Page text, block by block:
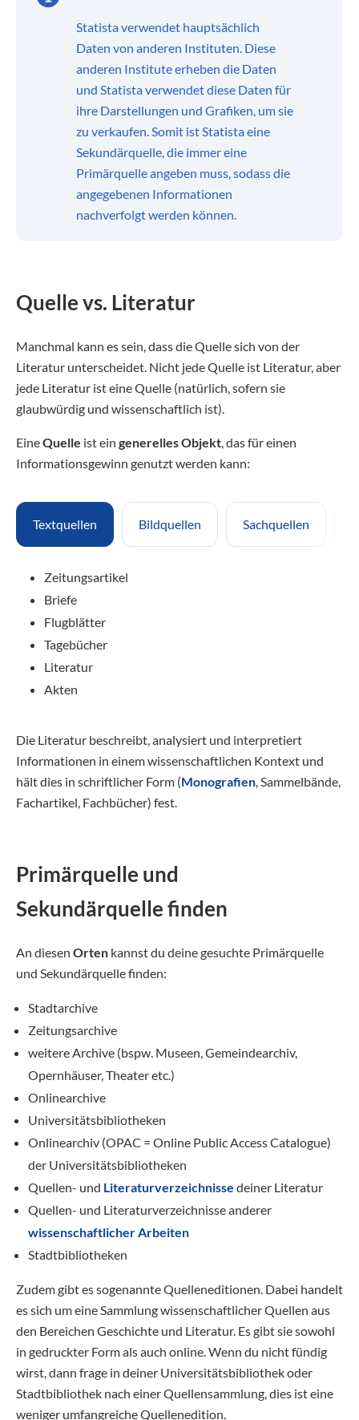
Statista verwendet hauptsächlich
Daten von anderen Instituten. Diese
anderen Institute erheben die Daten
und Statista verwendet diese Daten für
ihre Darstellungen und Grafiken, um sie
zu verkaufen. Somit ist Statista eine
Sekundärquelle, die immer eine
Primärquelle angeben muss, sodass die
angegebenen Informationen
nachverfolgt werden können.
Quelle vs. Literatur
Manchmal kann es sein, dass die Quelle sich von der
Literatur unterscheidet. Nicht jede Quelle ist Literatur, aber
jede Literatur ist eine Quelle (natürlich, sofern sie
glaubwürdig und wissenschaftlich ist).
EineQuelle ist ein generelles Objekt, das für einen
Informationsgewinn genutzt werden kann:
Textquellen Bildquellen Sachquellen
Zeitungsartikel
Briefe
Flugblätter
Tagebücher
Literatur
Akten
Die Literatur beschreibt, analysiert und interpretiert
Informationen in einem wissenschaftlichen Kontext und
hält dies in schriftlicher Form (Monografien , Sammelbände,
Fachartikel, Fachbücher) fest.
Primärquelle und
Sekundärquelle finden
An diesen Orten kannst du deine gesuchte Primärquelle
und Sekundärquelle finden:
Stadtarchive
Zeitungsarchive
weitere Archive (bspw. Museen, Gemeindearchiv,
Opernhäuser, Theater etc.)
Onlinearchive
Universitätsbibliotheken
Onlinearchiv (OPAC = Online Public Access Catalogue)
der Universitätsbibliotheken
Quellen- und Literaturverzeichnisse deiner Literatur
Quellen- und Literaturverzeichnisse anderer
wissenschaftlicher Arbeiten
Stadtbibliotheken
Zudem gibt es sogenannte Quelleneditionen. Dabei handelt
es sich um eine Sammlung wissenschaftlicher Quellen aus
den Bereichen Geschichte und Literatur. Es gibt sie sowohl
in gedruckter Form als auch online. Wenn du nicht fündig
wirst, dann frage in deiner Universitätsbibliothek oder
Stadtbibliothek nach einer Quellensammlung, dies ist eine
weniger umfangreiche Quellenedition.